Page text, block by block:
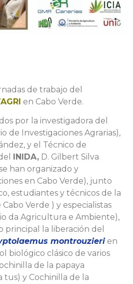
de trabajo del
en Cabo Verde.
por la investigadora del
de Investigaciones Agrarias),
y el Técnico de
INIDA, D. Gilbert Silva
han organizado y
en Cabo Verde), junto
estudiantes y técnicos de la
Verde ) y especialistas
da Agricultura e Ambiente),
principal la liberación del
montrouzierien
biológico clásico de varios
de la papaya
tus) y Cochinilla de la